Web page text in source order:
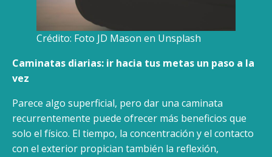
Crédito: Foto JD Mason en Unsplash
Caminatas diarias: ir hacia tus metas un paso a la
vez
Parece algo superficial, pero dar una caminata
recurrentemente puede ofrecer más beneficios que
solo el físico. El tiempo, la concentración y el contacto
con el exterior propician también la reflexión,